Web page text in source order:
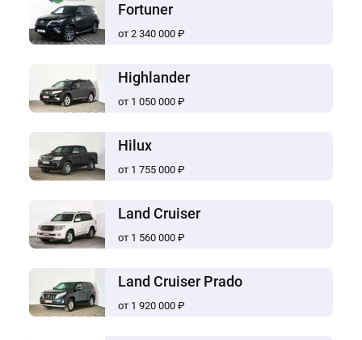
Fortuner
от 2 340 000 ₽
Highlander
от 1 050 000 ₽
Hilux
от 1 755 000 ₽
Land Cruiser
от 1 560 000 ₽
Land Cruiser Prado
от 1 920 000 ₽